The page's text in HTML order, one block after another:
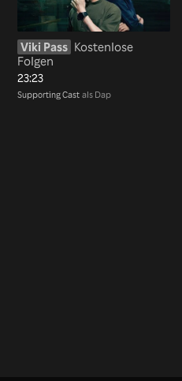
Viki Pass Kostenlose
Folgen
23:23
Supporting Cast als Dap